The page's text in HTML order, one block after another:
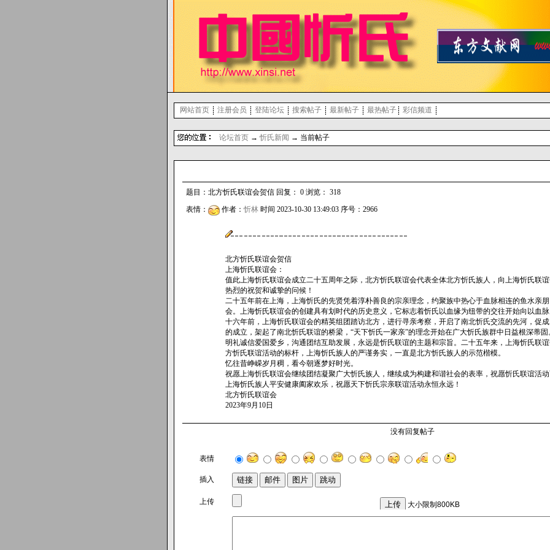
网站首页 注册会员 登陆论坛 搜索帖子 最新帖子 最热帖子 彩信频道
论坛首页 →忻氏新闻 → 当前帖子
题目：北方忻氏联谊会贺信 回复： 0 浏览： 318
表情： 作者：忻林 时间 2023-10-30 13:49:03 序号：2966
北方忻氏联谊会贺信
上海忻氏联谊会：
值此上海忻氏联谊会成立二十五周年之际，北方忻氏联谊会代表全体北方忻氏族人，向上海忻氏联
热烈的祝贺和诚挚的问候！
二十五年前在上海，上海忻氏的先贤凭着淳朴善良的宗亲理念，约聚族中热心于血脉相连的鱼水亲
会。上海忻氏联谊会的创建具有划时代的历史意义，它标志着忻氏以血缘为纽带的交往开始向以血
十六年前，上海忻氏联谊会的精英组团踏访北方，进行寻亲考察，开启了南北忻氏交流的先河，促
的成立，架起了南北忻氏联谊的桥梁，“天下忻氏一家亲”的理念开始在广大忻氏族群中日益根深蒂固
明礼诚信爱国爱乡，沟通团结互助发展，永远是忻氏联谊的主题和宗旨。二十五年来，上海忻氏联
方忻氏联谊活动的标杆，上海忻氏族人的严谨务实，一直是北方忻氏族人的示范楷模。
忆往昔峥嵘岁月稠，看今朝逐梦好时光。
祝愿上海忻氏联谊会继续团结凝聚广大忻氏族人，继续成为构建和谐社会的表率，祝愿忻氏联谊活
上海忻氏族人平安健康阖家欢乐，祝愿天下忻氏宗亲联谊活动永恒永远！
北方忻氏联谊会
2023年9月10日
没有回复帖子
表情
插入
上传